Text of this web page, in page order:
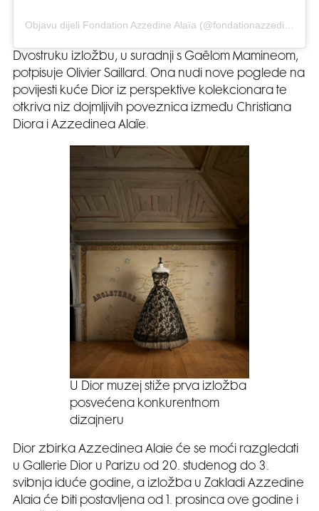
Objavu dijeli Fondation Azzedine Alaïa (@fondationazzedinealaia)
Dvostruku izložbu, u suradnji s Gaëlom Mamineom,
potpisuje Olivier Saillard. Ona nudi nove poglede na
povijesti kuće Dior iz perspektive kolekcionara te
otkriva niz dojmljivih poveznica između Christiana
Diora i Azzedinea Alaïe.
U Dior muzej stiže prva izložba
posvećena konkurentnom
dizajneru
Dior zbirka Azzedinea Alaie će se moći razgledati
u Gallerie Dior u Parizu od 20. studenog do 3.
svibnja iduće godine, a izložba u Zakladi Azzedine
Alaia će biti postavljena od 1. prosinca ove godine i